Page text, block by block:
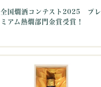
全国燗酒コンテスト2025 プレ
ミアム熱燗部門金賞受賞！